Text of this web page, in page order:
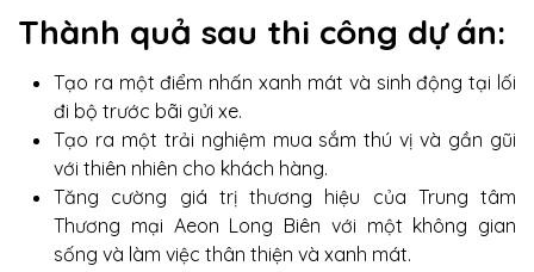
Thành quả sau thi công dự án:
Tạo ra một điểm nhấn xanh mát và sinh động tại lối
đi bộ trước bãi gửi xe.
Tạo ra một trải nghiệm mua sắm thú vị và gần gũi
với thiên nhiên cho khách hàng.
Tăng cường giá trị thương hiệu của Trung tâm
Thương mại Aeon Long Biên với một không gian
sống và làm việc thân thiện và xanh mát.